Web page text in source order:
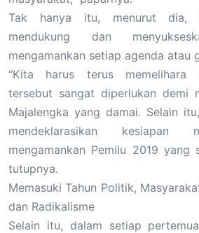
Tak hanya itu, menurut dia,
mendukung dan
mengamankan setiap agenda atau
“Kita harus terus memelihara
tersebut sangat diperlukan demi
Majalengka yang damai. Selain
mendeklarasikan kesiapan
mengamankan Pemilu 2019 yang
tutupnya.
Memasuki Tahun Politik,
dan Radikalisme
Selain itu, dalam setiap